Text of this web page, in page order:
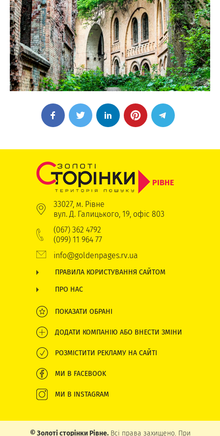
РІВНЕ
33027, м. Рівне
вул. Д. Галицького, 19, офіс 803
(067) 362 4792
(099) 11 964 77
info@goldenpages.rv.ua
ПРАВИЛА КОРИСТУВАННЯ САЙТОМ
ПРО НАС
ПОКАЗАТИ ОБРАНІ
ДОДАТИ КОМПАНІЮ АБО ВНЕСТИ ЗМІНИ
РОЗМІСТИТИ РЕКЛАМУ НА САЙТІ
МИ В FACEBOOK
МИ В INSTAGRAM
© Золоті сторінки Рівне.Всі права захищено. При